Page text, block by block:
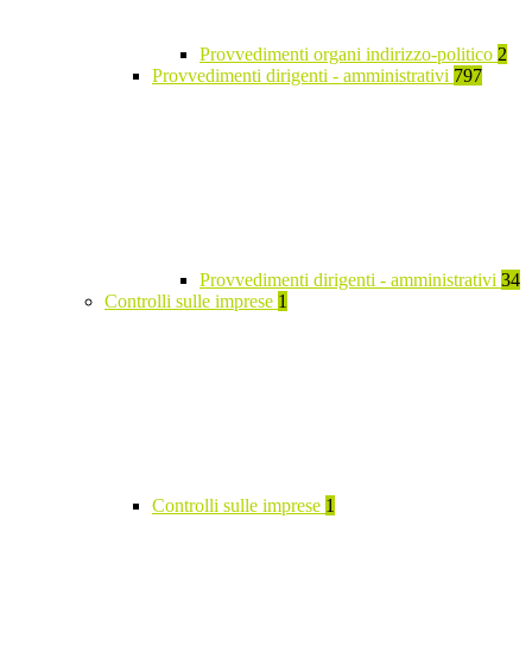
Provvedimenti organi indirizzo-politico 2
Provvedimenti dirigenti - amministrativi 797
Provvedimenti dirigenti - amministrativi 34
Controlli sulle imprese 1
Controlli sulle imprese 1